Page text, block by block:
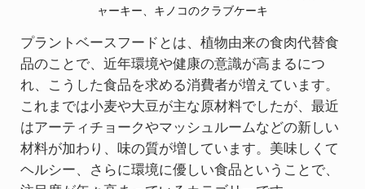
ャーキー、キノコのクラブケーキ
プラントベースフードとは、植物由来の食肉代替食
品のことで、近年環境や健康の意識が高まるにつ
れ、こうした食品を求める消費者が増えています。
これまでは小麦や大豆が主な原材料でしたが、最近
はアーティチョークやマッシュルームなどの新しい
材料が加わり、味の質が増しています。美味しくて
ヘルシー、さらに環境に優しい食品ということで、